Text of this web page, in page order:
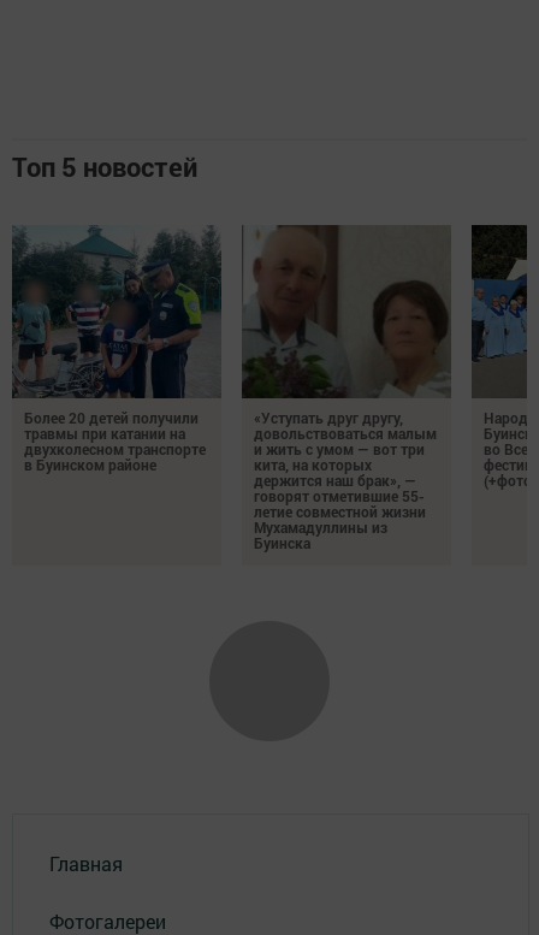
Топ 5 новостей
Более 20 детей получили
травмы при катании на
двухколесном транспорте
в Буинском районе
«Уступать друг другу,
довольствоваться малым
и жить с умом — вот три
кита, на которых
держится наш брак», —
говорят отметившие 55-
летие совместной жизни
Мухамадуллины из
Буинска
во
(+фото)
Главная
Фотогалереи